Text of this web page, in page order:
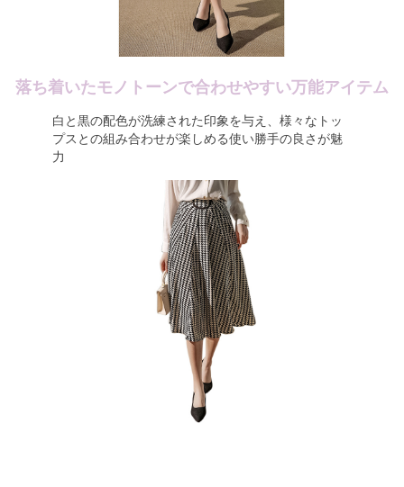
落ち着いたモノトーンで合わせやすい万能アイテム
白と黒の配色が洗練された印象を与え、様々なトッ
プスとの組み合わせが楽しめる使い勝手の良さが魅
力